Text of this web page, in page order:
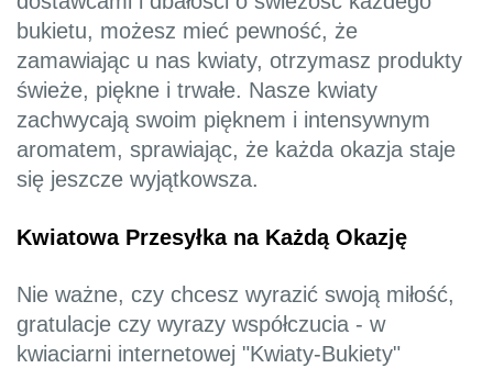
bukietu, możesz mieć pewność, że
zamawiając u nas kwiaty, otrzymasz produkty
świeże, piękne i trwałe. Nasze kwiaty
zachwycają swoim pięknem i intensywnym
aromatem, sprawiając, że każda okazja staje
się jeszcze wyjątkowsza.
Kwiatowa Przesyłka na Każdą Okazję
Nie ważne, czy chcesz wyrazić swoją miłość,
gratulacje czy wyrazy współczucia - w
kwiaciarni internetowej "Kwiaty-Bukiety"